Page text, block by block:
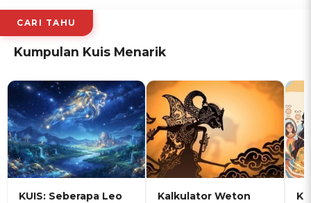
CARI TAHU
Kumpulan Kuis Menarik
KUIS: Seberapa Leo
Kalkulator Weton